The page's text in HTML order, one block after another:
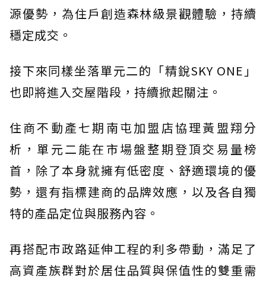
源優勢，為住戶創造森林級景觀體驗，持續
穩定成交。
接下來同樣坐落單元二的「精銳SKY ONE」
也即將進入交屋階段，持續掀起關注。
住商不動產七期南屯加盟店協理黃盟翔分
析，單元二能在市場盤整期登頂交易量榜
首，除了本身就擁有低密度、舒適環境的優
勢，還有指標建商的品牌效應，以及各自獨
特的產品定位與服務內容。
再搭配市政路延伸工程的利多帶動，滿足了
高資產族群對於居住品質與保值性的雙重需